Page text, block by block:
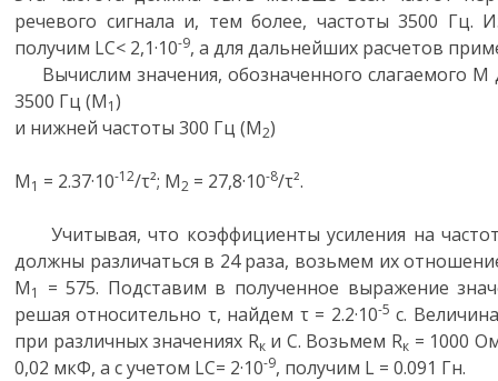
речевого сигнала и, тем более, частоты 3500 Гц.
получим LC< 2,1·10-9, а для дальнейших расчетов
Вычислим значения, обозначенного слагаемого М
3500 Гц (М1)
и нижней частоты 300 Гц (М2)
М1 = 2.37·10-12/τ²; М2 = 27,8·10-8/τ².
Учитывая, что коэффициенты усиления на
должны различаться в 24 раза, возьмем их
М1
= 575. Подставим в полученное выражение
решая относительно τ, найдем τ = 2.2·10-5 с.
при различных значениях Rки С. Возьмем Rк = 1000
0,02 мкФ, а с учетом LC= 2·10-9, получим L = 0.091 Гн.